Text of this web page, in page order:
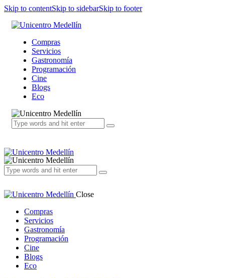
Skip to contentSkip to sidebarSkip to footer
Compras
Servicios
Gastronomía
Programación
Cine
Blogs
Eco
Close
Compras
Servicios
Gastronomía
Programación
Cine
Blogs
Eco